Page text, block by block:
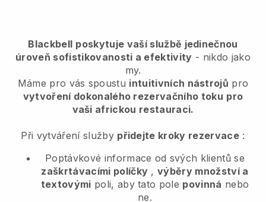
Blackbell poskytuje vaší službě jedinečnou
úroveň sofistikovanosti a efektivity - nikdo jako
my.
Máme pro vás spoustu intuitivních nástrojů pro
vytvoření dokonalého rezervačního toku pro
vaši africkou restauraci.
Při vytváření služby přidejte kroky rezervace:
Poptávkové informace od svých klientů se
zaškrtávacími políčky ,výběry množství a
textovými poli, aby tato pole povinná nebo
ne.